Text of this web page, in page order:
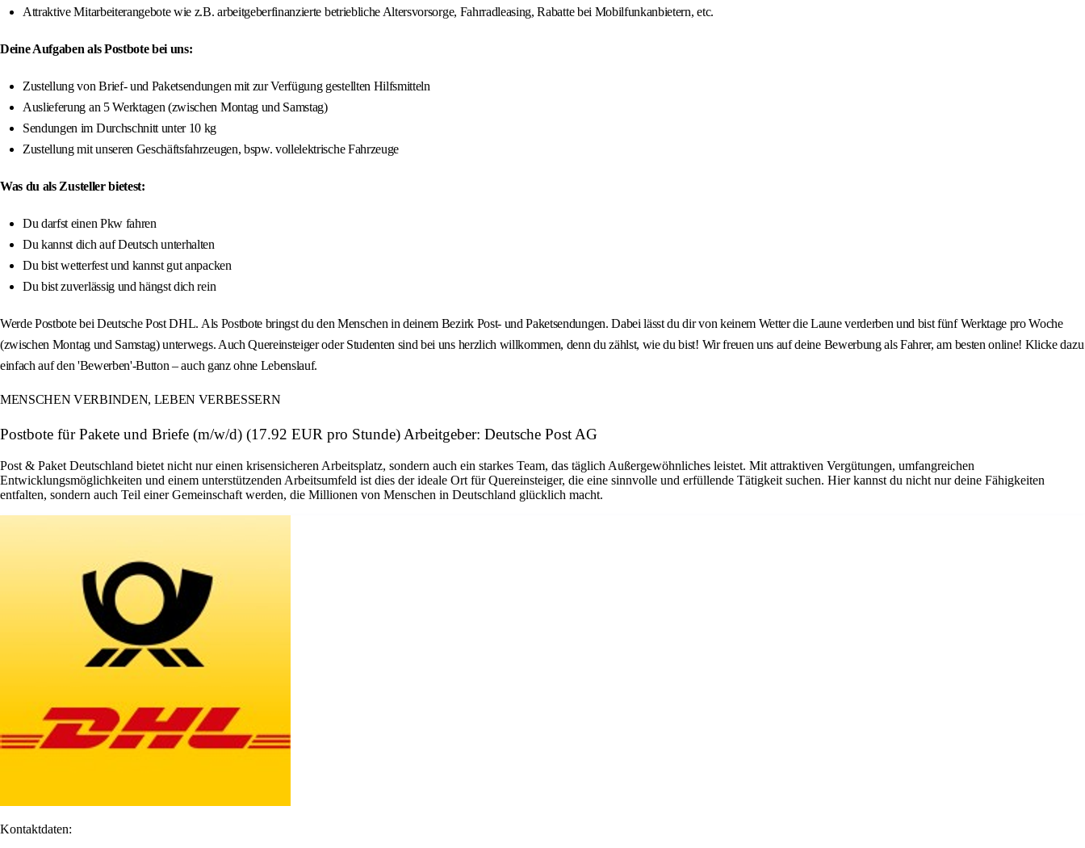
Attraktive Mitarbeiterangebote wie z.B. arbeitgeberfinanzierte betriebliche Altersvorsorge, Fahrradleasing, Rabatte bei Mobilfunkanbietern, etc.
Deine Aufgaben als Postbote bei uns:
Zustellung von Brief- und Paketsendungen mit zur Verfügung gestellten Hilfsmitteln
Auslieferung an 5 Werktagen (zwischen Montag und Samstag)
Sendungen im Durchschnitt unter 10 kg
Zustellung mit unseren Geschäftsfahrzeugen, bspw. vollelektrische Fahrzeuge
Was du als Zusteller bietest:
Du darfst einen Pkw fahren
Du kannst dich auf Deutsch unterhalten
Du bist wetterfest und kannst gut anpacken
Du bist zuverlässig und hängst dich rein
Werde Postbote bei Deutsche Post DHL. Als Postbote bringst du den Menschen in deinem Bezirk Post- und Paketsendungen. Dabei lässt du dir von keinem Wetter die Laune verderben und bist fünf Werktage pro Woche
(zwischen Montag und Samstag) unterwegs. Auch Quereinsteiger oder Studenten sind bei uns herzlich willkommen, denn du zählst, wie du bist! Wir freuen uns auf deine Bewerbung als Fahrer, am besten online! Klicke dazu
einfach auf den 'Bewerben'-Button – auch ganz ohne Lebenslauf.
MENSCHEN VERBINDEN, LEBEN VERBESSERN
Postbote für Pakete und Briefe (m/w/d) (17.92 EUR pro Stunde) Arbeitgeber: Deutsche Post AG
Post & Paket Deutschland bietet nicht nur einen krisensicheren Arbeitsplatz, sondern auch ein starkes Team, das täglich Außergewöhnliches leistet. Mit attraktiven Vergütungen, umfangreichen
Entwicklungsmöglichkeiten und einem unterstützenden Arbeitsumfeld ist dies der ideale Ort für Quereinsteiger, die eine sinnvolle und erfüllende Tätigkeit suchen. Hier kannst du nicht nur deine Fähigkeiten
entfalten, sondern auch Teil einer Gemeinschaft werden, die Millionen von Menschen in Deutschland glücklich macht.
Kontaktdaten: